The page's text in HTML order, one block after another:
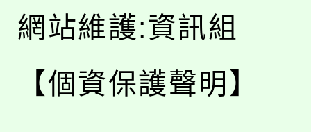
網站維護:資訊組
【個資保護聲明】